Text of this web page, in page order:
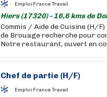
Emploi France Travail
Hiers (17320) - 16,6 kms de
Commis / Aide de Cuisine (H/
de Brouage recherche pour
Notre restaurant, ouvert en
Chef de partie (H/F)
Emploi France Travail